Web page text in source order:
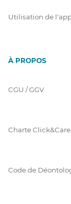
Utilisation de
À PROPOS
CGU / GGV
Charte Click&Care
Code de